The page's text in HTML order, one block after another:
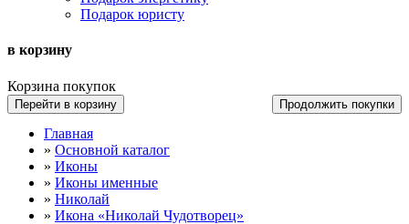
Подарок юристу
в корзину
Корзина покупок
Перейти в корзину Продолжить покупки
Главная
» Основной каталог
» Иконы
» Иконы именные
» Николай
» Икона «Николай Чудотворец»